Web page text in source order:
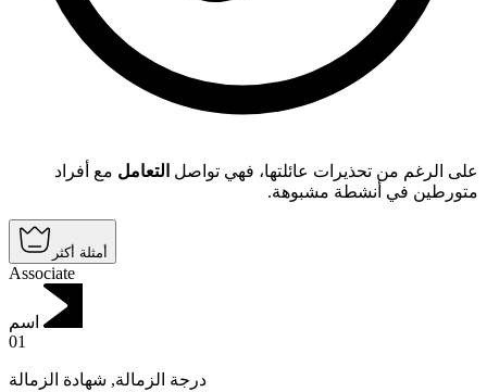
على الرغم من تحذيرات عائلتها، فهي تواصل التعامل مع أفراد
متورطين في أنشطة مشبوهة.
أمثلة أكثر
Associate
اسم
01
درجة الزمالة, شهادة الزمالة